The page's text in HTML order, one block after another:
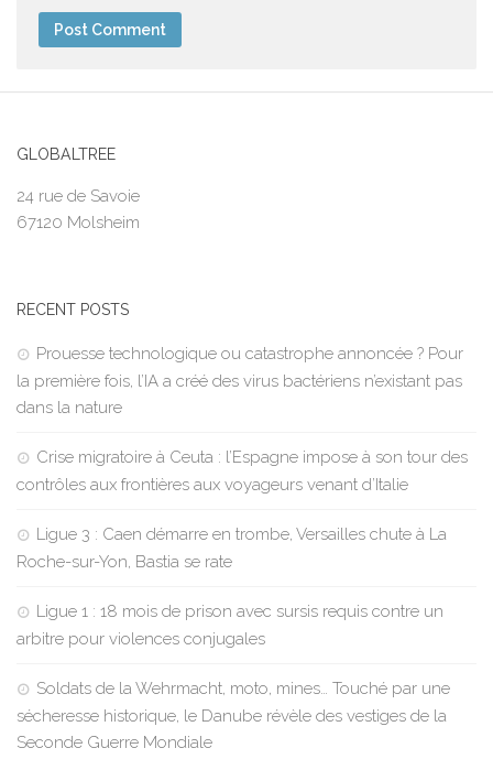
GLOBALTREE
24 rue de Savoie
67120 Molsheim
RECENT POSTS
Prouesse technologique ou catastrophe annoncée ? Pour
la première fois, l’IA a créé des virus bactériens n’existant pas
dans la nature
Crise migratoire à Ceuta : l’Espagne impose à son tour des
contrôles aux frontières aux voyageurs venant d’Italie
Ligue 3 : Caen démarre en trombe, Versailles chute à La
Roche-sur-Yon, Bastia se rate
Ligue 1 : 18 mois de prison avec sursis requis contre un
arbitre pour violences conjugales
Soldats de la Wehrmacht, moto, mines… Touché par une
sécheresse historique, le Danube révèle des vestiges de la
Seconde Guerre Mondiale